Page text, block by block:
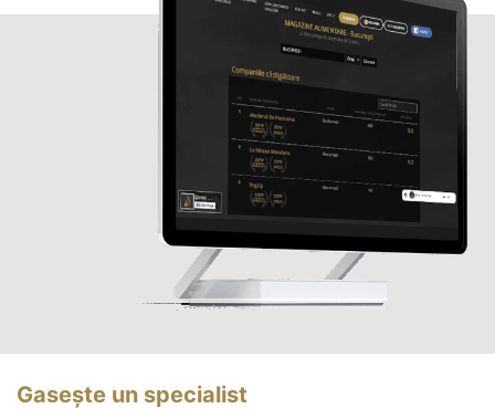
Gasește un specialist